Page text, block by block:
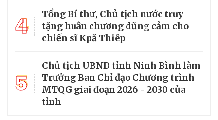
4
Tổng Bí thư, Chủ tịch nước truy
tặng huân chương dũng cảm cho
chiến sĩ Kpă Thiêp
5
Chủ tịch UBND tỉnh Ninh Bình làm
Trưởng Ban Chỉ đạo Chương trình
MTQG giai đoạn 2026 - 2030 của
tỉnh